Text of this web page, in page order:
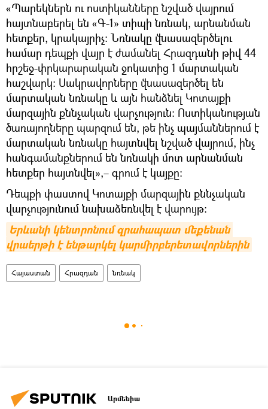
«Պարեկներն ու ոստիկանները նշված վայրում
հայտնաբերել են «Գ-1» տիպի նռնակ, արնանման
հետքեր, կրակայրիչ։ Նռնակը վնասազերծելու
համար դեպքի վայր է ժամանել Հրազդանի թիվ 44
հրշեջ-փրկարարական ջոկատից 1 մարտական
հաշվարկ։ Սակրավորները վնասազերծել են
մարտական նռնակը և այն հանձնել Կոտայքի
մարզային քննչական վարչություն։ Ոստիկանության
ծառայողները պարզում են, թե ինչ պայմաններում է
մարտական նռնակը հայտնվել նշված վայրում, ինչ
հանգամանքներում են նռնակի մոտ արնանման
հետքեր հայտնվել»,– գրում է կայքը։
Դեպքի փաստով Կոտայքի մարզային քննչական
վարչությունում նախաձեռնվել է վարույթ։
Երևանի կենտրոնում զրահապատ մեքենան
վրաերթի է ենթարկել կարմիրբերետավորներին
Հայաստան Հրազդան նռնակ
Արմենիա